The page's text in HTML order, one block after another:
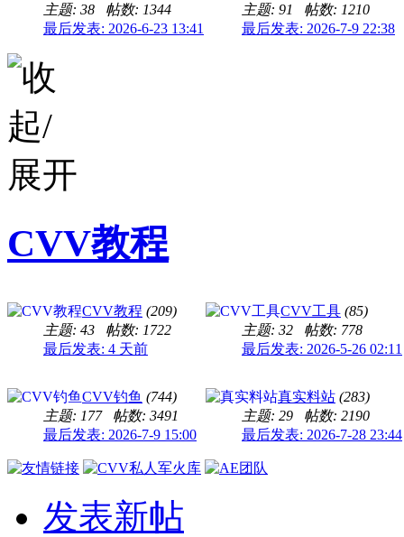
主题: 38
帖数: 1344
最后发表: 2026-6-23 13:41
主题: 91
帖数: 1210
最后发表: 2026-7-9 22:38
CVV教程
CVV教程 (209)
主题: 43
帖数: 1722
最后发表: 4 天前
CVV工具 (85)
主题: 32
帖数: 778
最后发表: 2026-5-26 02:11
CVV钓鱼 (744)
主题: 177
帖数: 3491
最后发表: 2026-7-9 15:00
真实料站 (283)
主题: 29
帖数: 2190
最后发表: 2026-7-28 23:44
发表新帖